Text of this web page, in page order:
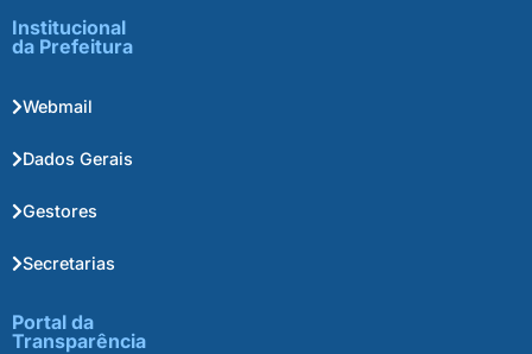
Institucional
da Prefeitura
Webmail
Dados Gerais
Gestores
Secretarias
Portal da
Transparência